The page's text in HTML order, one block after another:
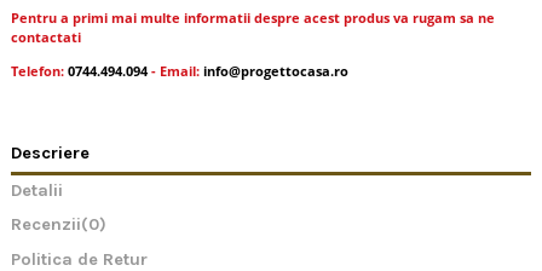
Pentru a primi mai multe informatii despre acest produs va rugam sa ne
contactati
Telefon: 0744.494.094- Email: info@progettocasa.ro
Descriere
Detalii
Recenzii(0)
Politica de Retur